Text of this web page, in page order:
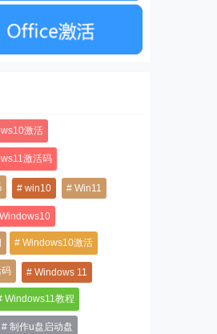
激活
激活码
win10 Win11
Windows10
Windows10激活
Windows 11
Windows11教程
制作u盘启动盘